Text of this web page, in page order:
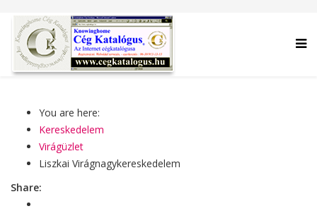
You are here:
Kereskedelem
Virágüzlet
Liszkai Virágnagykereskedelem
Share: